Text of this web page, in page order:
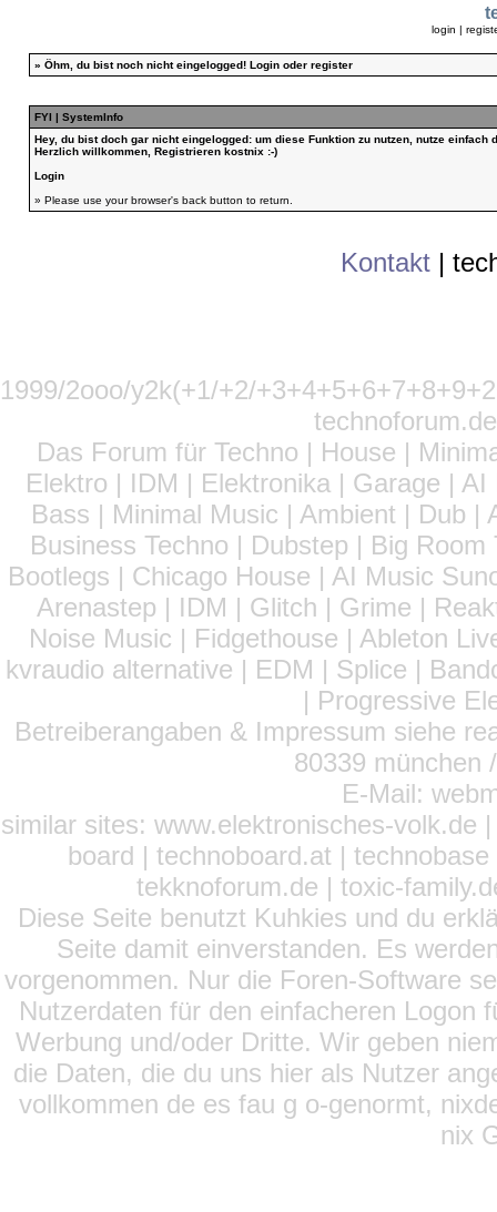
login |
» Öhm, du bist noch nicht eingelogged! Loginoder register
FYI | SystemInfo
Hey, du bist doch gar nicht eingelogged: um diese Funktion zu nutzen, nutze
Herzlich willkommen, Registrieren kostnix :-)
Login
» Please use your browser's back button to return.
Kontakt |
1999/2ooo/y2k(+1/+2/
Das Forum für Techno | House |
Elektro | IDM | Elektronika | Garage |
Bass | Minimal Music | Ambient | Dub
Business Techno | Dubstep | Big
Bootlegs | Chicago House | AI Music
Arenastep | IDM | Glitch | Grime |
Noise Music | Fidgethouse | Ableton
kvraudio alternative | EDM | Splice |
| Progressive
Betreiberangaben & Impressum siehe
80339 münchen
E-Mail:
similar sites: www.elektronisches-volk.de
board | technoboard.at |
tekknoforum.de | toxic-
Diese Seite benutzt Kuhkies und du
Seite damit einverstanden. Es
vorgenommen. Nur die Foren-Software
Nutzerdaten für den einfacheren Logon
Werbung und/oder Dritte. Wir geben
die Daten, die du uns hier als Nutzer
vollkommen de es fau g o-genormt,
nix